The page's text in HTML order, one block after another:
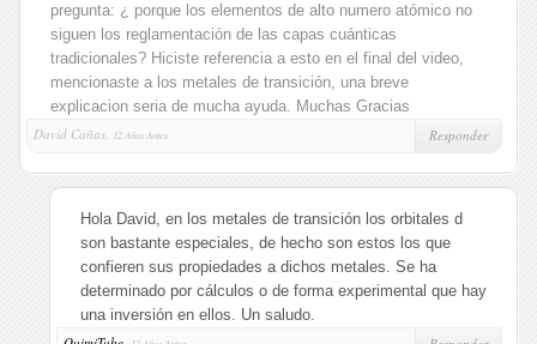
pregunta: ¿ porque los elementos de alto numero atómico no
siguen los reglamentación de las capas cuánticas
tradicionales? Hiciste referencia a esto en el final del video,
mencionaste a los metales de transición, una breve
explicacion seria de mucha ayuda. Muchas Gracias
David Cañas,
12 Años Antes Responder
Hola David, en los metales de transición los orbitales d
son bastante especiales, de hecho son estos los que
confieren sus propiedades a dichos metales. Se ha
determinado por cálculos o de forma experimental que hay
una inversión en ellos. Un saludo.